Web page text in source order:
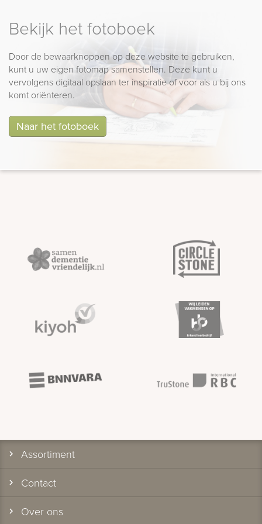
Bekijk het fotoboek
Door de bewaarknoppen op deze website te gebruiken,
kunt u uw eigen fotomap samenstellen. Deze kunt u
vervolgens digitaal opslaan ter inspiratie of voor als u bij ons
komt oriënteren.
Naar het fotoboek
Assortiment
Contact
Over ons